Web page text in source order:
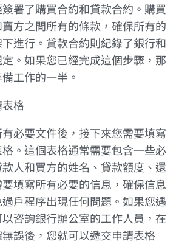
署了購買合約和貸款合約。購買
方之間所有的條款，確保所有的
進行。貸款合約則紀錄了銀行和
。如果您已經完成這個步驟，那
工作的一半。
格
必要文件後，接下來您需要填寫
。這個表格通常需要包含一些必
人和買方的姓名、貸款額度、還
填寫所有必要的信息，確保信息
戶程序出現任何問題。如果您遇
咨詢銀行辦公室的工作人員，在
誤後，您就可以遞交申請表格